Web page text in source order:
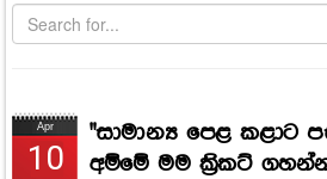
Apr
10
"සාමාන්‍ය පෙළ කළාට
අම්මේ මම ක්‍රිකට්